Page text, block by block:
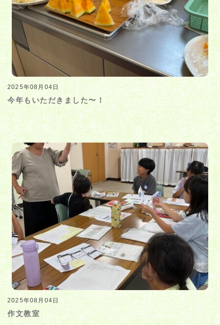
2025年08月04日
今年もいただきました〜！
2025年08月04日
作文教室